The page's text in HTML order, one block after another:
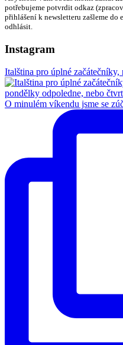
potřebujeme potvrdit odkaz
přihlášení k newsletteru zašleme
odhlásit.
Instagram
Italština pro úplné
O minulém víkendu jsme se